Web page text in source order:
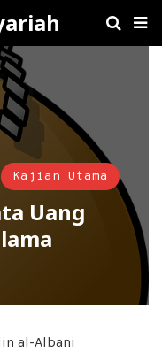
Kajian Utama
Uang
al-Albani